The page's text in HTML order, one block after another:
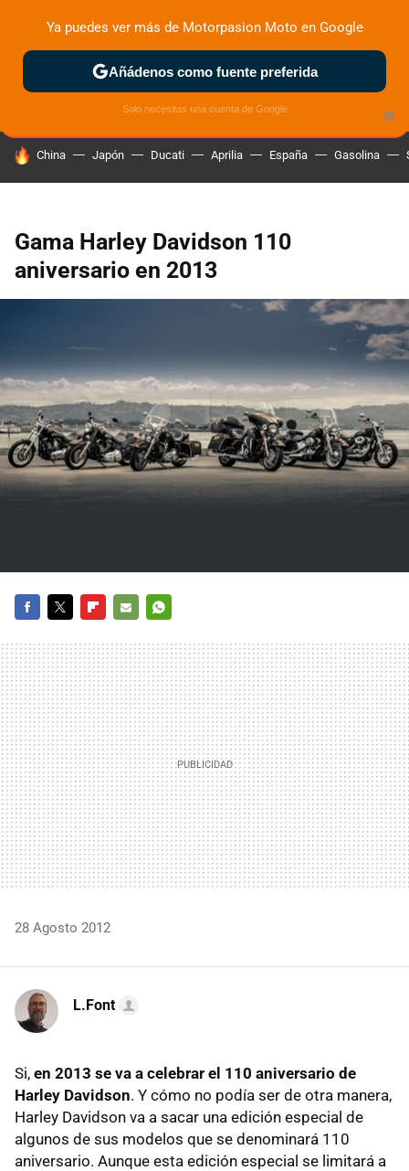
ZONA DE PRUEBAS DEPORTIVAS MOTOS ELÉCTRICAS
HOY SE HABLA DE
China Japón Ducati Aprilia España Gasolina
Gama Harley Davidson 110
aniversario en 2013
MAIL
28 Agosto 2012
L.Font
Si, en 2013 se va a celebrar el 110 aniversario de
Harley Davidson. Y cómo no podía ser de otra manera,
Harley Davidson va a sacar una edición especial de
algunos de sus modelos que se denominará 110
aniversario. Aunque esta edición especial se limitará a
×
Ya puedes ver más de Motorpasion Moto en Google
Añádenos como fuente preferida
Solo necesitas una cuenta de Google